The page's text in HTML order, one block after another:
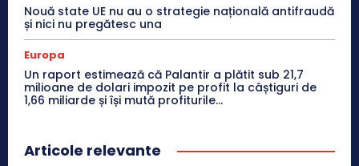
Nouă state UE nu au o strategie națională antifraudă
și nici nu pregătesc una
Europa
Un raport estimează că Palantir a plătit sub 21,7
milioane de dolari impozit pe profit la câștiguri de
1,66 miliarde și își mută profiturile...
Articole relevante